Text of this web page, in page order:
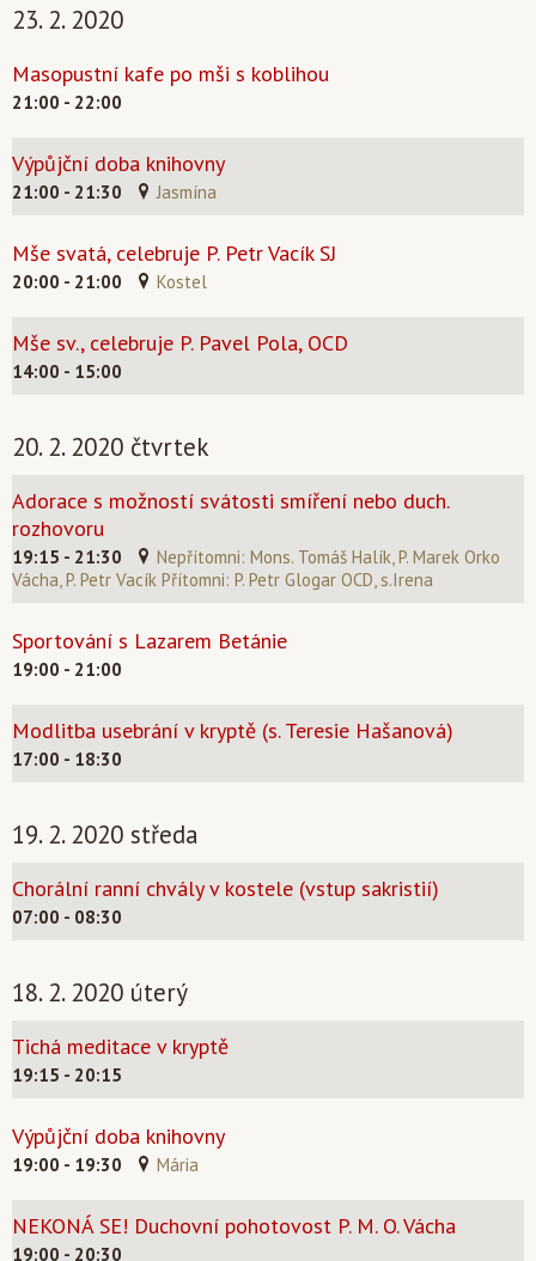
23. 2. 2020
Masopustní kafe po mši s koblihou
21:00 - 22:00
Výpůjční doba knihovny
21:00 - 21:30 Jasmína
Mše svatá, celebruje P. Petr Vacík SJ
20:00 - 21:00 Kostel
Mše sv., celebruje P. Pavel Pola, OCD
14:00 - 15:00
20. 2. 2020 čtvrtek
Adorace s možností svátosti smíření nebo duch.
rozhovoru
19:15 - 21:30
Nepřítomni: Mons. Tomáš Halík, P. Marek Orko
Vácha, P. Petr Vacík Přítomni: P. Petr Glogar OCD, s.Irena
Sportování s Lazarem Betánie
19:00 - 21:00
Modlitba usebrání v kryptě (s. Teresie Hašanová)
17:00 - 18:30
19. 2. 2020 středa
Chorální ranní chvály v kostele (vstup sakristií)
07:00 - 08:30
18. 2. 2020 úterý
Tichá meditace v kryptě
19:15 - 20:15
Výpůjční doba knihovny
19:00 - 19:30 Mária
NEKONÁ SE! Duchovní pohotovost P. M. O. Vácha
19:00 - 20:30